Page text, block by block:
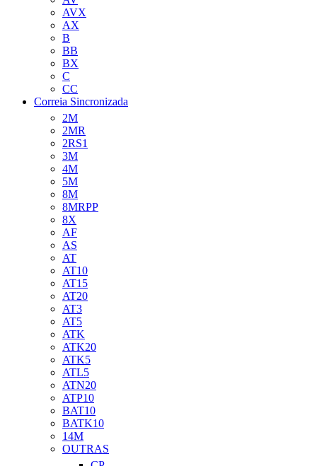
AVX
AX
B
BB
BX
C
CC
Correia Sincronizada
2M
2MR
2RS1
3M
4M
5M
8M
8MRPP
8X
AF
AS
AT
AT10
AT15
AT20
AT3
AT5
ATK
ATK20
ATK5
ATL5
ATN20
ATP10
BAT10
BATK10
14M
OUTRAS